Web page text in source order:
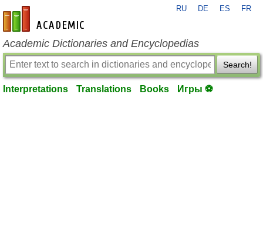
en-academic.com
RU DE ES FR
Academic Dictionaries and Encyclopedias
Search!
Interpretations Translations Books Игры ⚽